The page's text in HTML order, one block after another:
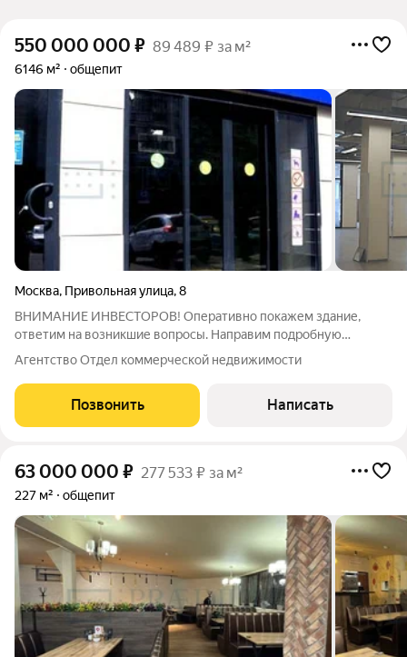
550 000 000 ₽ 89 489 ₽ за м²
6146 м² общепит
Москва, Привольная улица,8
ВНИМАНИЕ ИНВЕСТОРОВ! Оперативно покажем здание,
ответим на возникшие вопросы. Направим подробную
презентацию с планировками, фотографиями и
коммерческими условиями. К продаже торгово-офисное
здание 100% заполненное арендаторами. Общая площадь
Агентство Отдел коммерческой недвижимости
Позвонить Написать
63 000 000 ₽ 277 533 ₽ за м²
227 м² общепит